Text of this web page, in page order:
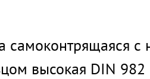
самоконтрящаяся
высокая DIN